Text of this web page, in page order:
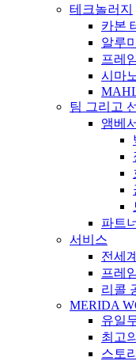
테크놀러지
카본
알루
프레
시마
팀 그리고
앰베
파트
서비스
전세
프레
리콜
MERIDA
유일
최고
스토리